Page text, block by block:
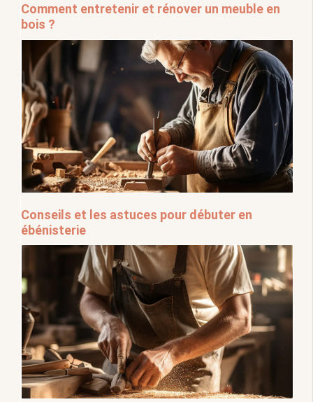
Comment entretenir et rénover un meuble en
bois ?
Conseils et les astuces pour débuter en
ébénisterie